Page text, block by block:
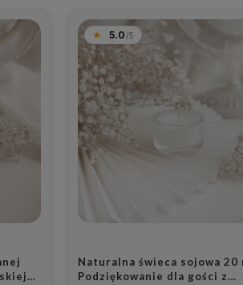
5.0
Naturalna świeca sojowa 20
Podziękowanie dla gości z